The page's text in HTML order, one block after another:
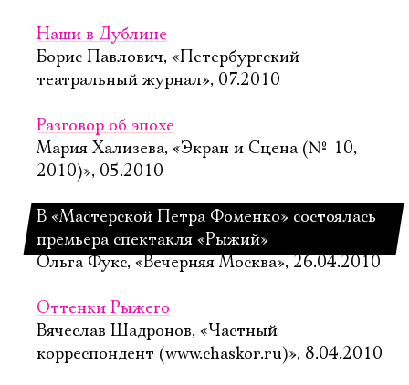
Наши в Дублине
Борис Павлович, «Петербургский
театральный журнал», 07.2010
Разговор об эпохе
Мария Хализева, «Экран и Сцена (№ 10,
2010)», 05.2010
В «Мастерской Петра Фоменко» состоялась
премьера спектакля «Рыжий»
Ольга Фукс, «Вечерняя Москва», 26.04.2010
Оттенки Рыжего
Вячеслав Шадронов, «Частный
корреспондент (www.chaskor.ru)», 8.04.2010